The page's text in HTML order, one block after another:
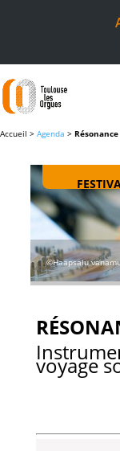
Accueil > Agenda > Résonance
©Haapsalu
voyage